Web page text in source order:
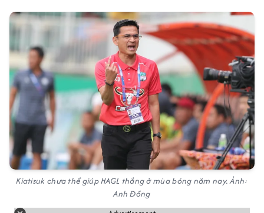
Kiatisuk chưa thể giúp HAGL thắng ở mùa bóng năm nay. Ảnh:
Anh Đồng